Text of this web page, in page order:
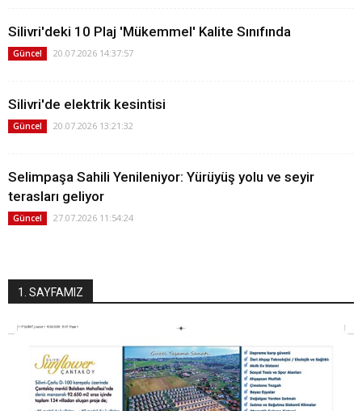
Silivri'deki 10 Plaj 'Mükemmel' Kalite Sınıfında
Güncel 20.07.2026 14:37:57
Silivri'de elektrik kesintisi
Güncel 20.07.2026 13:21:32
Selimpaşa Sahili Yenileniyor: Yürüyüş yolu ve seyir
terasları geliyor
Güncel 27.07.2026 11:54:24
1. SAYFAMIZ